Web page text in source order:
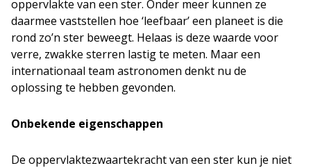
oppervlakte van een ster. Onder meer kunnen ze
daarmee vaststellen hoe ‘leefbaar’ een planeet is die
rond zo’n ster beweegt. Helaas is deze waarde voor
verre, zwakke sterren lastig te meten. Maar een
internationaal team astronomen denkt nu de
oplossing te hebben gevonden.
Onbekende eigenschappen
De oppervlaktezwaartekracht van een ster kun je niet